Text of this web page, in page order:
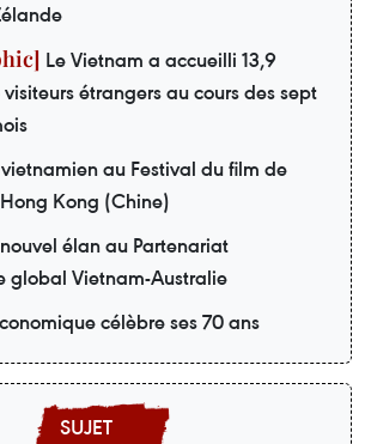
Le Vietnam a accueilli 13,9
étrangers au cours des sept
au Festival du film de
Hong Kong (Chine)
élan au Partenariat
global Vietnam-Australie
célèbre ses 70 ans